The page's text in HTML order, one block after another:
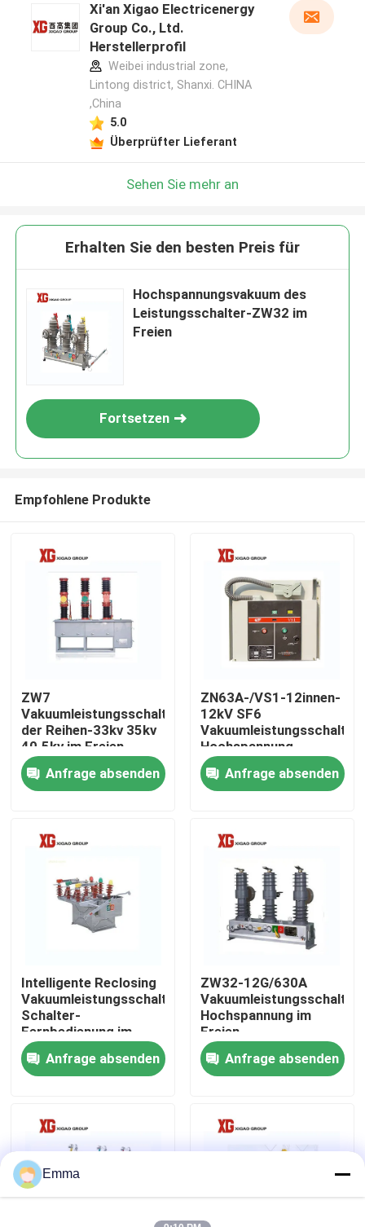
Haus
Über uns
Fabrik-Ausflug
Treten Sie mit uns in Verbindung
Fordern Sie ein Zitat
Luft-Lasttrennschalter
Lasttrennschalter SF6
Netzverteilungs-Schaltanlage
Xi'an Xigao Electricenergy
Group Co., Ltd.
Herstellerprofil
Weibei industrial zone,
Lintong district, Shanxi. CHINA
,China
5.0
Überprüfter Lieferant
Sehen Sie mehr an
Erhalten Sie den besten Preis für
Hochspannungsvakuum des
Leistungsschalter-ZW32 im
Freien
Fortsetzen
Empfohlene Produkte
ZW7
Vakuumleistungsschalter
der Reihen-33kv 35kv
40.5kv im Freien
Anfrage absenden
ZN63A-/VS1-12innen-
12kV SF6
Vakuumleistungsschalter-
Hochspannung
Anfrage absenden
Intelligente Reclosing
Vakuumleistungsschalter-
Schalter-
Fernbedienung im
Freien
Anfrage absenden
ZW32-12G/630A
Vakuumleistungsschalter-
Hochspannung im
Freien
Anfrage absenden
Emma